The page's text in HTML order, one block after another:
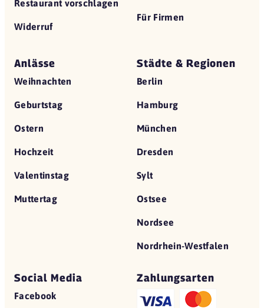
Restaurant vorschlagen
Widerruf
Für Firmen
Anlässe
Weihnachten
Geburtstag
Ostern
Hochzeit
Valentinstag
Muttertag
Städte & Regionen
Berlin
Hamburg
München
Dresden
Sylt
Ostsee
Nordsee
Nordrhein-Westfalen
Social Media
Facebook
Zahlungsarten